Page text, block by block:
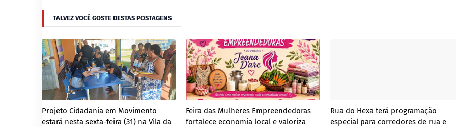
TALVEZ VOCÊ GOSTE DESTAS POSTAGENS
Projeto Cidadania em Movimento
estará nesta sexta-feira (31) na Vila da
Feira das Mulheres Empreendedoras
fortalece economia local e valoriza
Rua do Hexa terá programação
especial para corredores de rua e